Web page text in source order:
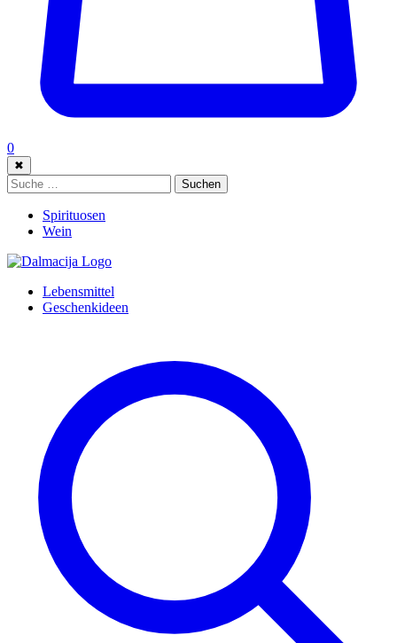
0
✖
Suche: Suchen
Spirituosen
Wein
Lebensmittel
Geschenkideen